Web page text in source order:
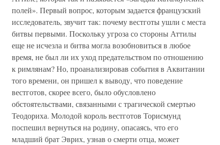
полей». Первый вопрос, которым задается французский
исследователь, звучит так: почему вестготы ушли с места
битвы первыми. Поскольку угроза со стороны Аттилы
еще не исчезла и битва могла возобновиться в любое
время, не был ли их уход предательством по отношению
к римлянам? Но, проанализировав события в Аквитании
того времени, он пришел к выводу, что поведение
вестготов, скорее всего, было обусловлено
обстоятельствами, связанными с трагической смертью
Теодориха. Молодой король вестготов Торисмунд
поспешил вернуться на родину, опасаясь, что его
младший брат Эврих, узнав о смерти отца, может